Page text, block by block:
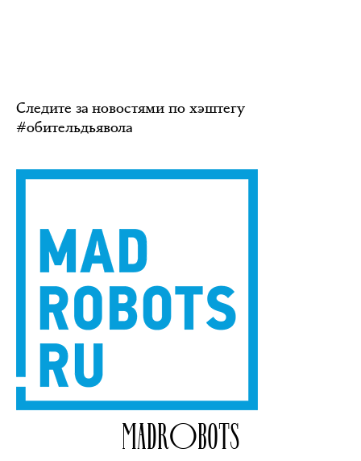
Следите за новостями по хэштегу
#обительдьявола
MADROBOTS